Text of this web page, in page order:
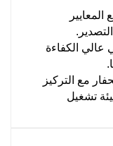
عالي الكفاءة
مع التركيز
تشغيل